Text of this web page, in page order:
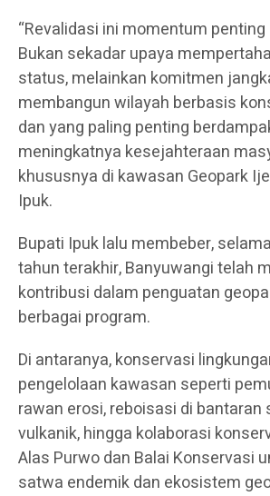
“Revalidasi ini momentum
Bukan sekadar upaya
status, melainkan komitmen
membangun wilayah berbasis
dan yang paling penting
meningkatnya kesejahteraan
khususnya di kawasan Geopark
Ipuk.
Bupati Ipuk lalu membeber,
tahun terakhir, Banyuwangi telah
kontribusi dalam penguatan
berbagai program.
Di antaranya, konservasi
pengelolaan kawasan seperti
rawan erosi, reboisasi di bantaran
vulkanik, hingga kolaborasi
Alas Purwo dan Balai Konservasi
satwa endemik dan ekosistem